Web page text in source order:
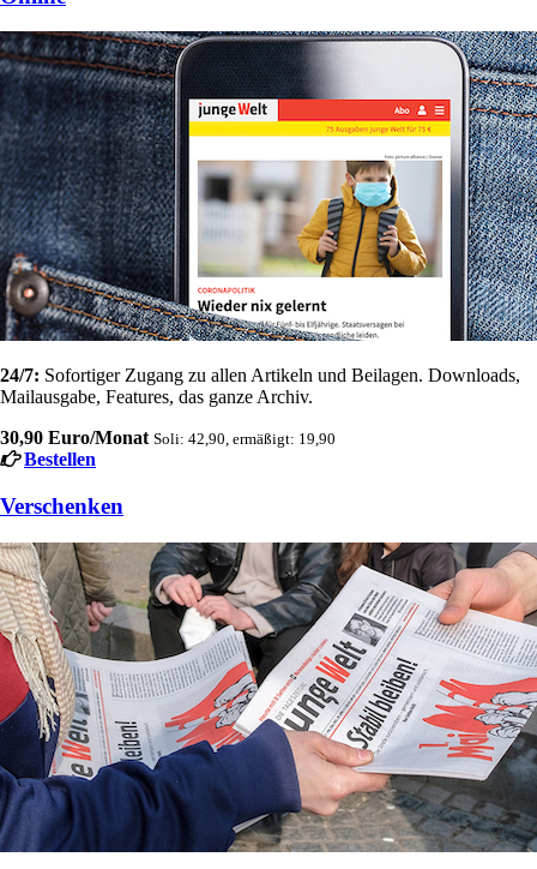
24/7: Sofortiger Zugang zu allen Artikeln und Beilagen. Downloads,
Mailausgabe, Features, das ganze Archiv.
30,90 Euro/Monat Soli: 42,90, ermäßigt: 19,90
Bestellen
Verschenken